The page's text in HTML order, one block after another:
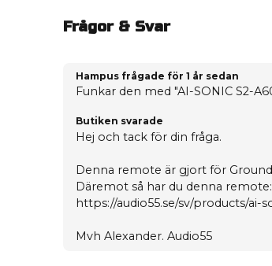
Frågor & Svar
Hampus frågade för 1 år sedan
Funkar den med "AI-SONIC S2-
Butiken svarade
Hej och tack för din fråga.
Denna remote är gjort för
Däremot så har du denna remote:
https://audio55.se/sv/products/ai-
Mvh Alexander. Audio55